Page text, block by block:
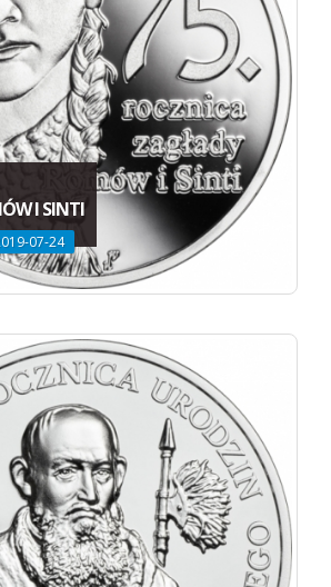
I SINTI
07-24